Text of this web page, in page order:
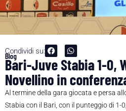
Condividi su:
Blog
Bari-Juve Stabia 1-0,
Novellino in
Al termine della gara giocata e persa
Stabia con il Bari, con il punteggio di 1-